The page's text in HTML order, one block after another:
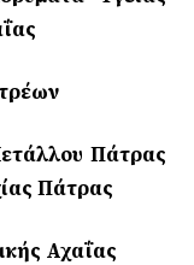
Πάτρας
Πάτρας
Αχαΐας